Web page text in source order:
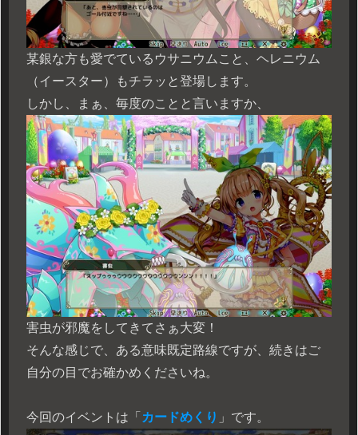
某銀な方も愛でているウサニウムこと、ヘレニウム
（イースター）もチラッと登場します。
しかし、まぁ、毎度のことと言いますか、
害虫が邪魔をしてきてさぁ大変！
そんな感じで、ある意味既定路線ですが、続きはご
自分の目でお確かめくださいね。
今回のイベントは「 カードめくり 」です。